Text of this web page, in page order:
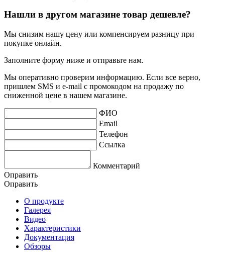
Нашли в другом магазине товар дешевле?
Мы снизим нашу цену или компенсируем разницу при
покупке онлайн.
Заполните форму ниже и отправьте нам.
Мы оперативно проверим информацию. Если все верно,
пришлем SMS и e-mail с промокодом на продажу по
сниженной цене в нашем магазине.
ФИО
Email
Телефон
Ссылка
Комментарий
Оправить
Оправить
О продукте
Галерея
Видео
Характеристики
Документация
Обзоры